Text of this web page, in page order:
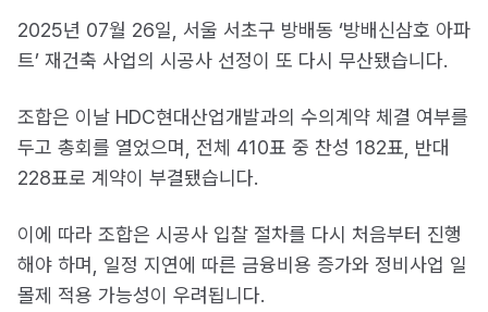
2025년 07월 26일, 서울 서초구 방배동 ‘방배신삼호 아파
트’ 재건축 사업의 시공사 선정이 또 다시 무산됐습니다.
조합은 이날 HDC현대산업개발과의 수의계약 체결 여부를
두고 총회를 열었으며, 전체 410표 중 찬성 182표, 반대
228표로 계약이 부결됐습니다.
이에 따라 조합은 시공사 입찰 절차를 다시 처음부터 진행
해야 하며, 일정 지연에 따른 금융비용 증가와 정비사업 일
몰제 적용 가능성이 우려됩니다.